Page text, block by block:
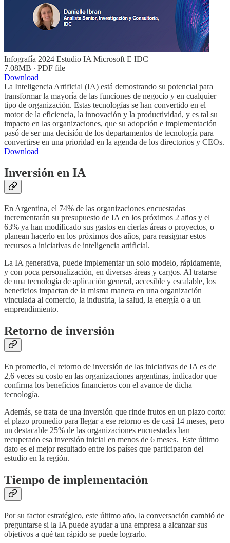
Infografía 2024 Estudio IA Microsoft E IDC
7.08MB ∙ PDF file
Download
La Inteligencia Artificial (IA) está demostrando su potencial para
transformar la mayoría de las funciones de negocio y en cualquier
tipo de organización. Estas tecnologías se han convertido en el
motor de la eficiencia, la innovación y la productividad, y es tal su
impacto en las organizaciones, que su adopción e implementación
pasó de ser una decisión de los departamentos de tecnología para
convertirse en una prioridad en la agenda de los directorios y CEOs.
Download
Inversión en IA
En Argentina, el 74% de las organizaciones encuestadas
incrementarán su presupuesto de IA en los próximos 2 años y el
63% ya han modificado sus gastos en ciertas áreas o proyectos, o
planean hacerlo en los próximos dos años, para reasignar estos
recursos a iniciativas de inteligencia artificial.
La IA generativa, puede implementar un solo modelo, rápidamente,
y con poca personalización, en diversas áreas y cargos. Al tratarse
de una tecnología de aplicación general, accesible y escalable, los
beneficios impactan de la misma manera en una organización
vinculada al comercio, la industria, la salud, la energía o a un
emprendimiento.
Retorno de inversión
En promedio, el retorno de inversión de las iniciativas de IA es de
2,6 veces su costo en las organizaciones argentinas, indicador que
confirma los beneficios financieros con el avance de dicha
tecnología.
Además, se trata de una inversión que rinde frutos en un plazo corto:
el plazo promedio para llegar a ese retorno es de casi 14 meses, pero
un destacable 25% de las organizaciones encuestadas han
recuperado esa inversión inicial en menos de 6 meses. Este último
dato es el mejor resultado entre los países que participaron del
estudio en la región.
Tiempo de implementación
Por su factor estratégico, este último año, la conversación cambió de
preguntarse si la IA puede ayudar a una empresa a alcanzar sus
objetivos a qué tan rápido se puede lograrlo.